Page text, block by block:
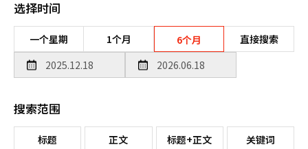
选择时间
一个星期 1个月 6个月 直接搜索
搜索范围
标题 正文 标题+正文 关键词